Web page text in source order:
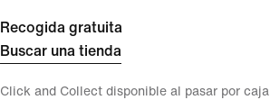
Recogida gratuita
Buscar una tienda
Click and Collect disponible al pasar por caja